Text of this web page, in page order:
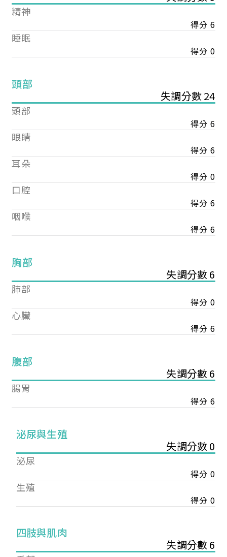
精神
得分 6
睡眠
得分 0
頭部
失調分數 24
頭部
得分 6
眼睛
得分 6
耳朵
得分 0
口腔
得分 6
咽喉
得分 6
胸部
失調分數 6
肺部
得分 0
心臟
得分 6
腹部
失調分數 6
腸胃
得分 6
泌尿與生殖
失調分數 0
泌尿
得分 0
生殖
得分 0
四肢與肌肉
失調分數 6
您已成功送出會員申請
您好，您的會員申請，已成功送出，經本協會理事